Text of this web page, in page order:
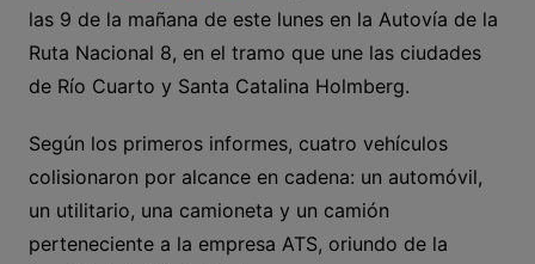
las 9 de la mañana de este lunes en la Autovía de la
Ruta Nacional 8, en el tramo que une las ciudades
de Río Cuarto y Santa Catalina Holmberg.
Según los primeros informes, cuatro vehículos
colisionaron por alcance en cadena: un automóvil,
un utilitario, una camioneta y un camión
perteneciente a la empresa ATS, oriundo de la